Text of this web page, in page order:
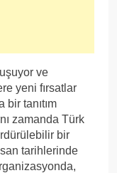
ve
yeni fırsatlar
tanıtım
zamanda Türk
bir
tarihlerinde